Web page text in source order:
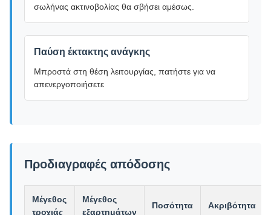
σωλήνας ακτινοβολίας θα σβήσει αμέσως.
Παύση έκτακτης ανάγκης
Μπροστά στη θέση λειτουργίας, πατήστε για να
απενεργοποιήσετε
Προδιαγραφές απόδοσης
Μέγεθος
τροχιάς
Μέγεθος
εξαρτημάτων
Ποσότητα Ακριβότητα